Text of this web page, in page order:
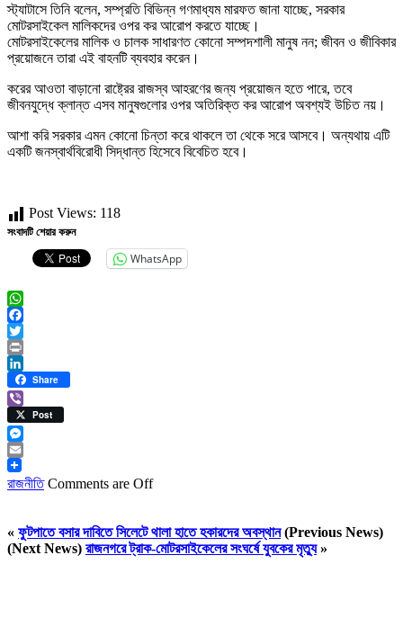
স্ট্যাটাসে তিনি বলেন, সম্প্রতি বিভিন্ন গণমাধ্যম মারফত জানা যাচ্ছে, সরকার
মোটরসাইকেল মালিকদের ওপর কর আরোপ করতে যাচ্ছে।
মোটরসাইকেলের মালিক ও চালক সাধারণত কোনো সম্পদশালী মানুষ নন; জীবন ও জীবিকার
প্রয়োজনে তারা এই বাহনটি ব্যবহার করেন।
করের আওতা বাড়ানো রাষ্ট্রের রাজস্ব আহরণের জন্য প্রয়োজন হতে পারে, তবে
জীবনযুদ্ধে ক্লান্ত এসব মানুষগুলোর ওপর অতিরিক্ত কর আরোপ অবশ্যই উচিত নয়।
আশা করি সরকার এমন কোনো চিন্তা করে থাকলে তা থেকে সরে আসবে। অন্যথায় এটি
একটি জনস্বার্থবিরোধী সিদ্ধান্ত হিসেবে বিবেচিত হবে।
Post Views: 118
সংবাদটি শেয়ার করুন
WhatsApp
WhatsApp
Facebook
Twitter
Print
LinkedIn
Share
ViberPost
Messenger
Email
রাজনীতি Comments are Off
« ফুটপাতে বসার দাবিতে সিলেটে থালা হাতে হকারদের অবস্থান(Previous News)
(Next News) রাজনগরে ট্রাক-মোটরসাইকেলের সংঘর্ষে যুবকের মৃত্যু»